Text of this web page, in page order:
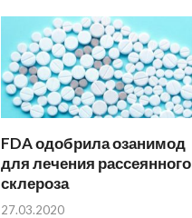
FDA одобрила озанимод
для лечения рассеянного
склероза
27.03.2020